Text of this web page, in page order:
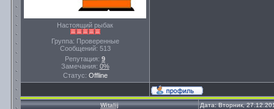
Настоящий рыбак
Группа: Проверенные
Сообщений: 513
Репутация: 9
Замечания: 0%
Статус: Offline
Witalij Дата: Вторник,